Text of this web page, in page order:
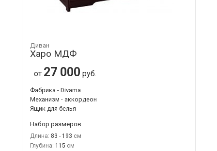
Диван
Харо МДФ
от 27 000 руб.
Фабрика - Divama
Механизм - аккордеон
Ящик для белья
Набор размеров
Длина: 83 - 193
Глубина: 115